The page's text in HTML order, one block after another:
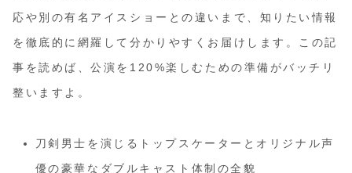
応や別の有名アイスショーとの違いまで、知りたい情報
を徹底的に網羅して分かりやすくお届けします。この記
事を読めば、公演を120%楽しむための準備がバッチリ
整いますよ。
刀剣男士を演じるトップスケーターとオリジナル声
優の豪華なダブルキャスト体制の全貌